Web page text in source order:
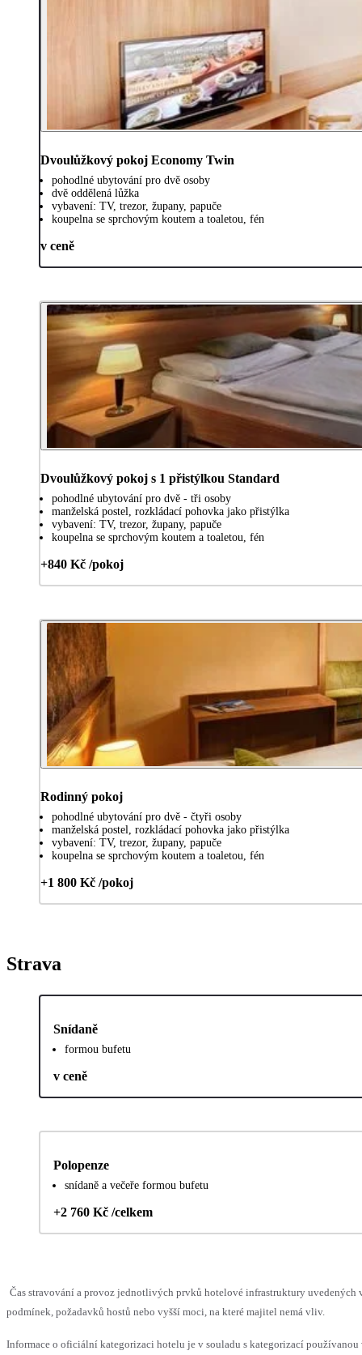
Dvoulůžkový pokoj Economy Twin
pohodlné ubytování pro dvě osoby
dvě oddělená lůžka
vybavení: TV, trezor, župany, papuče
koupelna se sprchovým koutem a toaletou, fén
v ceně
Dvoulůžkový pokoj s 1 přistýlkou Standard
pohodlné ubytování pro dvě - tři osoby
manželská postel, rozkládací pohovka jako přistýlka
vybavení: TV, trezor, župany, papuče
koupelna se sprchovým koutem a toaletou, fén
+840 Kč /pokoj
Rodinný pokoj
pohodlné ubytování pro dvě - čtyři osoby
manželská postel, rozkládací pohovka jako přistýlka
vybavení: TV, trezor, župany, papuče
koupelna se sprchovým koutem a toaletou, fén
+1 800 Kč /pokoj
Strava
Snídaně
formou bufetu
v ceně
Polopenze
snídaně a večeře formou bufetu
+2 760 Kč /celkem
Čas stravování a provoz jednotlivých prvků hotelové infrastruktury uvedených
podmínek, požadavků hostů nebo vyšší moci, na které majitel nemá vliv.
Informace o oficiální kategorizaci hotelu je v souladu s kategorizací